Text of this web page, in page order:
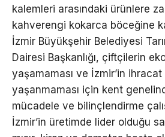
kalemleri arasındaki ürünlere
kahverengi kokarca böceğine
İzmir Büyükşehir Belediyesi
Dairesi Başkanlığı, çiftçilerin
yaşamaması ve İzmir’in ihracat
yaşanmaması için kent
mücadele ve bilinçlendirme
İzmir’in üretimde lider olduğu